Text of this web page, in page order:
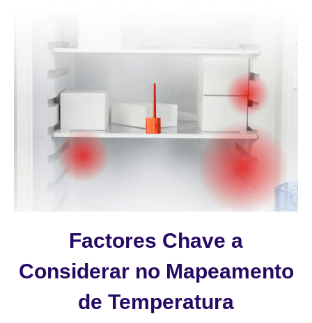
Factores Chave a
Considerar no Mapeamento
de Temperatura